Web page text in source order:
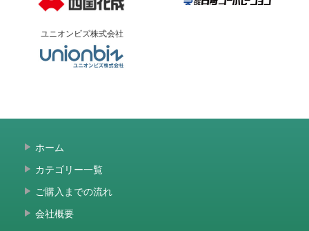
ユニオンビズ株式会社
ホーム
カテゴリー一覧
ご購入までの流れ
会社概要